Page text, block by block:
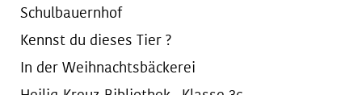
Schulbauernhof
Kennst du dieses Tier ?
In der Weihnachtsbäckerei